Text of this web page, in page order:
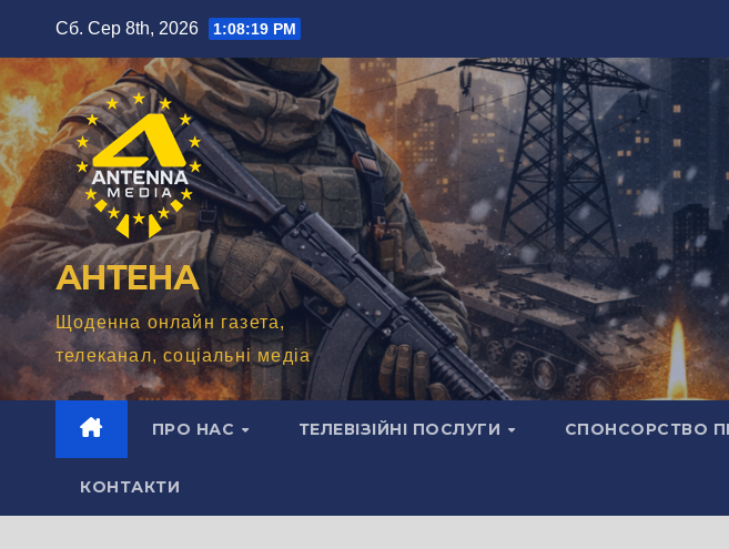
вмісту
Сб. Сер 8th, 2026 1:08:20 PM
АНТЕНА
Щоденна онлайн газета,
телеканал, соціальні медіа
ПРО НАС ТЕЛЕВІЗІЙНІ ПОСЛУГИ СПОНСОРСТВО
КОНТАКТИ